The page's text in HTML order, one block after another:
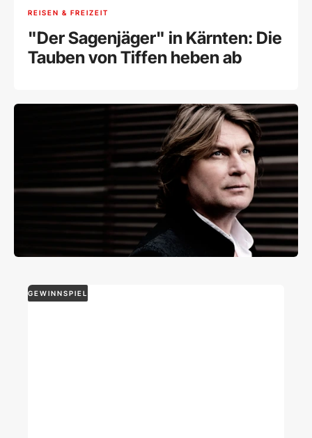
REISEN & FREIZEIT
"Der Sagenjäger" in Kärnten: Die
Tauben von Tiffen heben ab
GEWINNSPIEL